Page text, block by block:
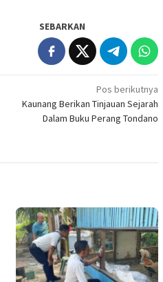
SEBARKAN
Pos berikutnya
Kaunang Berikan Tinjauan Sejarah
Dalam Buku Perang Tondano